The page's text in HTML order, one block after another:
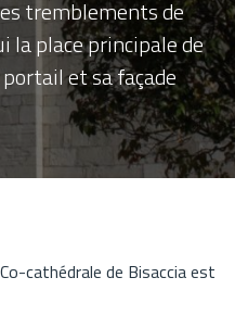
tremblements de
la place principale de
et sa façade
cathédrale de Bisaccia est